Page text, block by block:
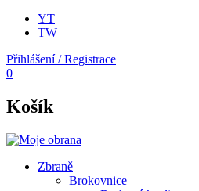
YT
TW
Přihlášení / Registrace
0
Košík
Zbraně
Brokovnice